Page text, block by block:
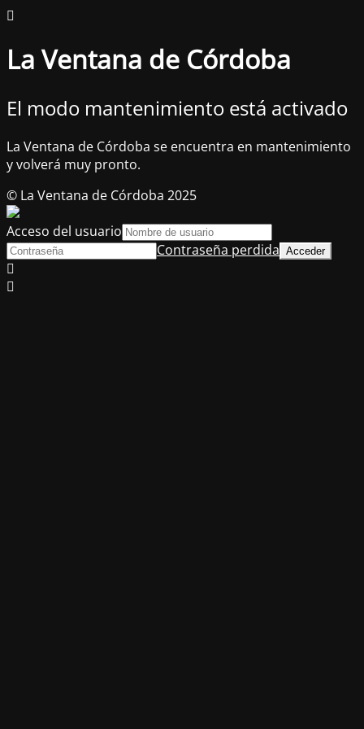
La Ventana de Córdoba
El modo mantenimiento está activado
La Ventana de Córdoba se encuentra en mantenimiento
y volverá muy pronto.
© La Ventana de Córdoba 2025
Acceso del usuario
Contraseña perdida